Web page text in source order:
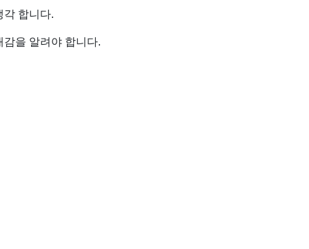
각 합니다.
을 알려야 합니다.